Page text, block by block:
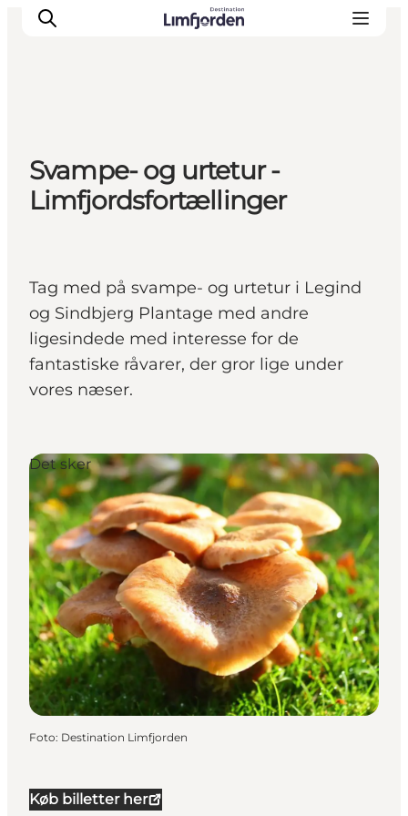
Svampe- og urtetur -
Limfjordsfortællinger
Tag med på svampe- og urtetur i Legind
og Sindbjerg Plantage med andre
ligesindede med interesse for de
fantastiske råvarer, der gror lige under
vores næser.
Køb billetter her
Det sker
Foto: Destination Limfjorden